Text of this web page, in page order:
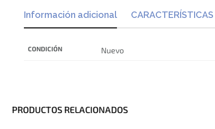
Información adicional CARACTERÍSTICAS
CONDICIÓN Nuevo
PRODUCTOS RELACIONADOS